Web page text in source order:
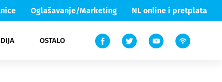
Oglašavanje/Marketing NL online i pretplata
OSTALO
Lika & Senj
TV